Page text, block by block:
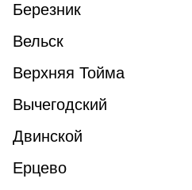
Березник
Вельск
Верхняя Тойма
Вычегодский
Двинской
Ерцево